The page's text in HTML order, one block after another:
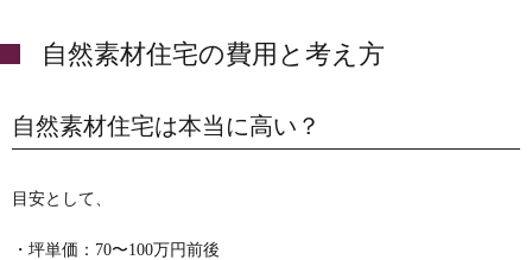
自然素材住宅の費用と考え方
自然素材住宅は本当に高い？
目安として、
・坪単価：70〜100万円前後